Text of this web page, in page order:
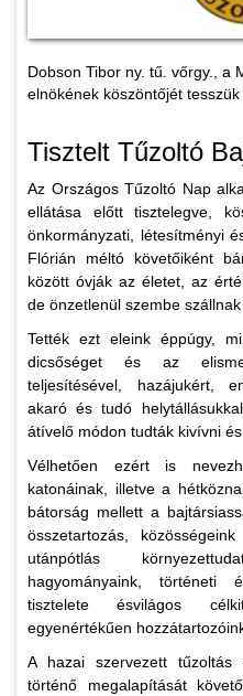
Dobson Tibor ny. tű. vőrgy., a
elnökének köszöntőjét tesszük
Tisztelt Tűzoltó
Az Országos Tűzoltó Nap
ellátása előtt tisztelegve,
önkormányzati, létesítményi
Flórián méltó követőiként
között óvják az életet, az
de önzetlenül szembe
Tették ezt eleink éppúgy,
dicsőséget és az
teljesítésével, hazájukért,
akaró és tudó
átívelő módon tudták kivívni
Vélhetően ezért is
katonáinak, illetve a
bátorság mellett a
összetartozás,
utánpótlás
hagyományaink, történeti
tisztelete ésvilágos
egyenértékűen
A hazai szervezett
történő megalapítását